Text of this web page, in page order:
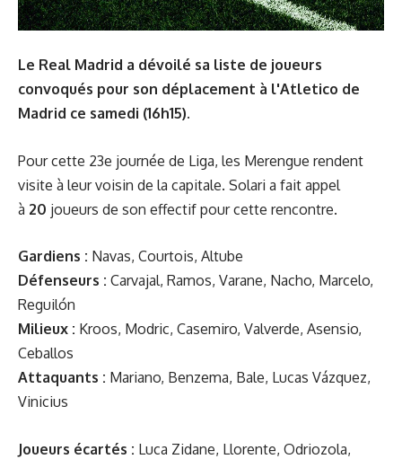
Le Real Madrid a dévoilé sa liste de joueurs
convoqués pour son déplacement à l'Atletico de
Madrid ce samedi (16h15).
Pour cette 23e journée de Liga, les Merengue rendent
visite à leur voisin de la capitale. Solari a fait appel
à 20 joueurs de son effectif pour cette rencontre.
Gardiens : Navas, Courtois, Altube
Défenseurs : Carvajal, Ramos, Varane, Nacho, Marcelo,
Reguilón
Milieux : Kroos, Modric, Casemiro, Valverde, Asensio,
Ceballos
Attaquants : Mariano, Benzema, Bale, Lucas Vázquez,
Vinicius
Joueurs écartés : Luca Zidane, Llorente, Odriozola,